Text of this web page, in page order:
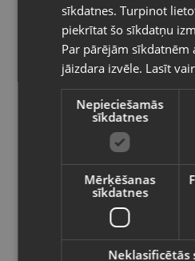
17.00€
Freelander Multitool
Pasūtījumi tiks
izvēlēto valsti
Vietnes saturs būs
valodā
Valsts
Latviešu / Latvian
sīkdatnes. Turpinot
piekrītat šo sīkdatņu
Par pārējām
jāizdara izvēle. Lasīt
Nepieciešamās
sīkdatnes
Mērķēšanas
sīkdatnes
Neklasificētās